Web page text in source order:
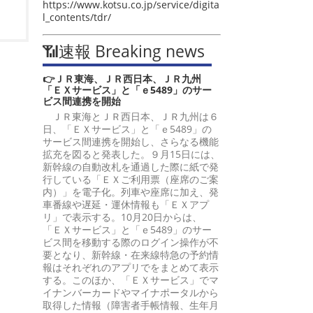
https://www.kotsu.co.jp/service/digita
l_contents/tdr/
📶速報 Breaking news
👉ＪＲ東海、ＪＲ西日本、ＪＲ九州
「ＥＸサービス」と「ｅ5489」のサー
ビス間連携を開始
ＪＲ東海とＪＲ西日本、ＪＲ九州は６
日、「ＥＸサービス」と「ｅ5489」の
サービス間連携を開始し、さらなる機能
拡充を図ると発表した。９月15日には、
新幹線の自動改札を通過した際に紙で発
行している「ＥＸご利用票（座席のご案
内）」を電子化。列車や座席に加え、発
車番線や遅延・運休情報も「ＥＸアプ
リ」で表示する。10月20日からは、
「ＥＸサービス」と「ｅ5489」のサー
ビス間を移動する際のログイン操作が不
要となり、新幹線・在来線特急の予約情
報はそれぞれのアプリでをまとめて表示
する。このほか、「ＥＸサービス」でマ
イナンバーカードやマイナポータルから
取得した情報（障害者手帳情報、生年月